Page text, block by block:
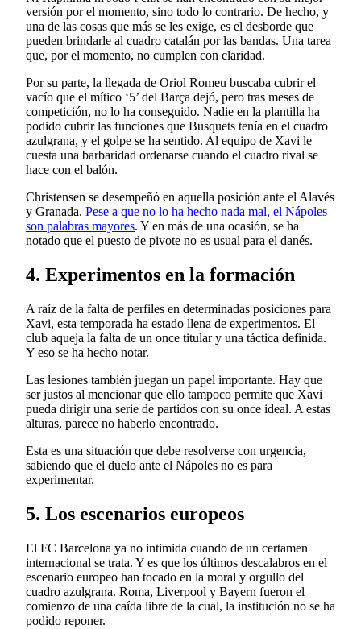
versión por el momento, sino todo lo contrario. De hecho, y
una de las cosas que más se les exige, es el desborde que
pueden brindarle al cuadro catalán por las bandas. Una tarea
que, por el momento, no cumplen con claridad.
Por su parte, la llegada de Oriol Romeu buscaba cubrir el
vacío que el mítico ‘5’ del Barça dejó, pero tras meses de
competición, no lo ha conseguido. Nadie en la plantilla ha
podido cubrir las funciones que Busquets tenía en el cuadro
azulgrana, y el golpe se ha sentido. Al equipo de Xavi le
cuesta una barbaridad ordenarse cuando el cuadro rival se
hace con el balón.
Christensen se desempeñó en aquella posición ante el Alavés
y Granada. Pese a que no lo ha hecho nada mal, el Nápoles
son palabras mayores. Y en más de una ocasión, se ha
notado que el puesto de pivote no es usual para el danés.
4. Experimentos en la formación
A raíz de la falta de perfiles en determinadas posiciones para
Xavi, esta temporada ha estado llena de experimentos. El
club aqueja la falta de un once titular y una táctica definida.
Y eso se ha hecho notar.
Las lesiones también juegan un papel importante. Hay que
ser justos al mencionar que ello tampoco permite que Xavi
pueda dirigir una serie de partidos con su once ideal. A estas
alturas, parece no haberlo encontrado.
Esta es una situación que debe resolverse con urgencia,
sabiendo que el duelo ante el Nápoles no es para
experimentar.
5. Los escenarios europeos
El FC Barcelona ya no intimida cuando de un certamen
internacional se trata. Y es que los últimos descalabros en el
escenario europeo han tocado en la moral y orgullo del
cuadro azulgrana. Roma, Liverpool y Bayern fueron el
comienzo de una caída libre de la cual, la institución no se ha
podido reponer.